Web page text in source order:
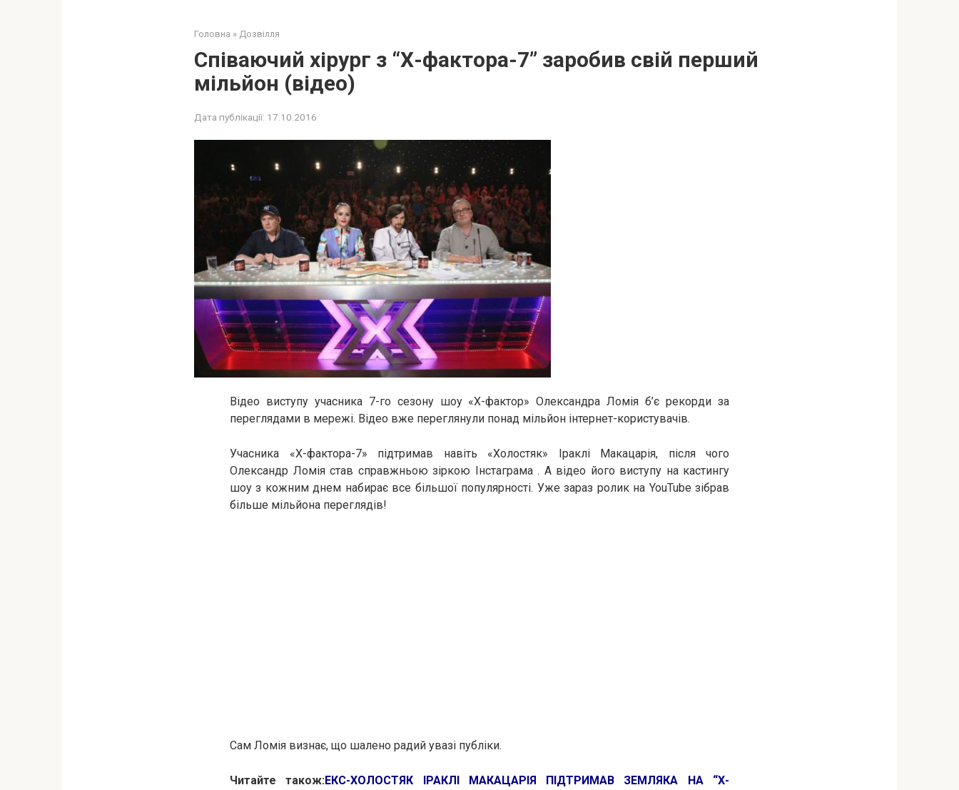
Головна » Дозвілля
Співаючий хірург з “Х-фактора-7” заробив свій перший
мільйон (відео)
Дата публікації: 17.10.2016
Відео виступу учасника 7-го сезону шоу «Х-фактор» Олександра Ломія б’є рекорди за
переглядами в мережі. Відео вже переглянули понад мільйон інтернет-користувачів.
Учасника «Х-фактора-7» підтримав навіть «Холостяк» Іраклі Макацарія, після чого
Олександр Ломія став справжньою зіркою Інстаграма . А відео його виступу на кастингу
шоу з кожним днем набирає все більшої популярності. Уже зараз ролик на YouTube зібрав
більше мільйона переглядів!
Сам Ломія визнає, що шалено радий увазі публіки.
Читайте також:ЕКС-ХОЛОСТЯК ІРАКЛІ МАКАЦАРІЯ ПІДТРИМАВ ЗЕМЛЯКА НА “Х-